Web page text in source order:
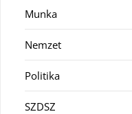
Munka
Nemzet
Politika
SZDSZ